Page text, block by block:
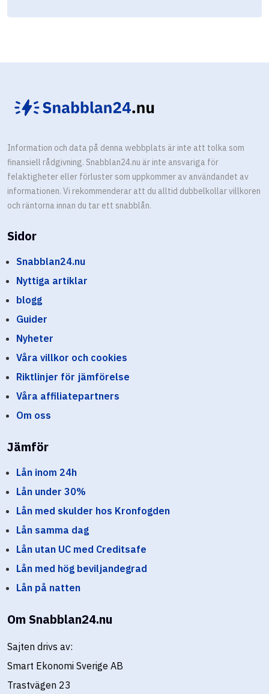
Information och data på denna webbplats är inte att tolka som
finansiell rådgivning. Snabblan24.nu är inte ansvariga för
felaktigheter eller förluster som uppkommer av användandet av
informationen. Vi rekommenderar att du alltid dubbelkollar villkoren
och räntorna innan du tar ett snabblån.
Sidor
Snabblan24.nu
Nyttiga artiklar
blogg
Guider
Nyheter
Våra villkor och cookies
Riktlinjer för jämförelse
Våra affiliatepartners
Om oss
Jämför
Lån inom 24h
Lån under 30%
Lån med skulder hos Kronfogden
Lån samma dag
Lån utan UC med Creditsafe
Lån med hög beviljandegrad
Lån på natten
Om Snabblan24.nu
Sajten drivs av:
Smart Ekonomi Sverige AB
Trastvägen 23